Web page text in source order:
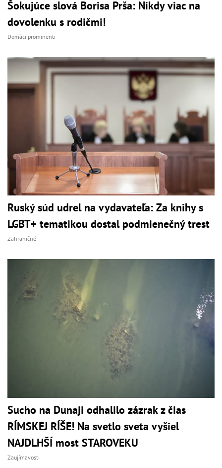
Šokujúce slová Borisa Prša: Nikdy viac na
dovolenku s rodičmi!
Domáci prominenti
Ruský súd udrel na vydavateľa: Za knihy s
LGBT+ tematikou dostal podmienečný trest
Zahraničné
Sucho na Dunaji odhalilo zázrak z čias
RÍMSKEJ RÍŠE! Na svetlo sveta vyšiel
NAJDLHŠÍ most STAROVEKU
Zaujímavosti